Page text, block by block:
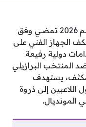
استعدادات منتخب مصر لكأس العالم 2026 تمضي وفق
الجهاز الفني على
دولية رفيعة
المنتخب البرازيلي
يستهدف
اللاعبين إلى ذروة
المونديال.